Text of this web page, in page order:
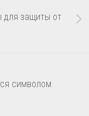
для защиты от
символом